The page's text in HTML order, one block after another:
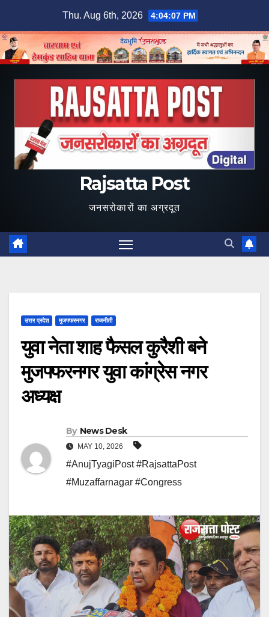
content
Thu. Aug 6th, 2026 4:04:07 PM
Rajsatta Post
जनसरोकारों का अग्रदूत
उत्तर प्रदेश मुजफ्फरनगर राजनीती
युवा नेता शाह फैसल कुरैशी बने
मुजफ्फरनगर युवा कांग्रेस नगर
अध्यक्ष
By News Desk
MAY 10, 2026
#AnujTyagiPost #RajsattaPost
#Muzaffarnagar #Congress